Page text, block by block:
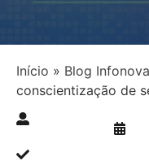
Início » Blog Infonova
conscientização de